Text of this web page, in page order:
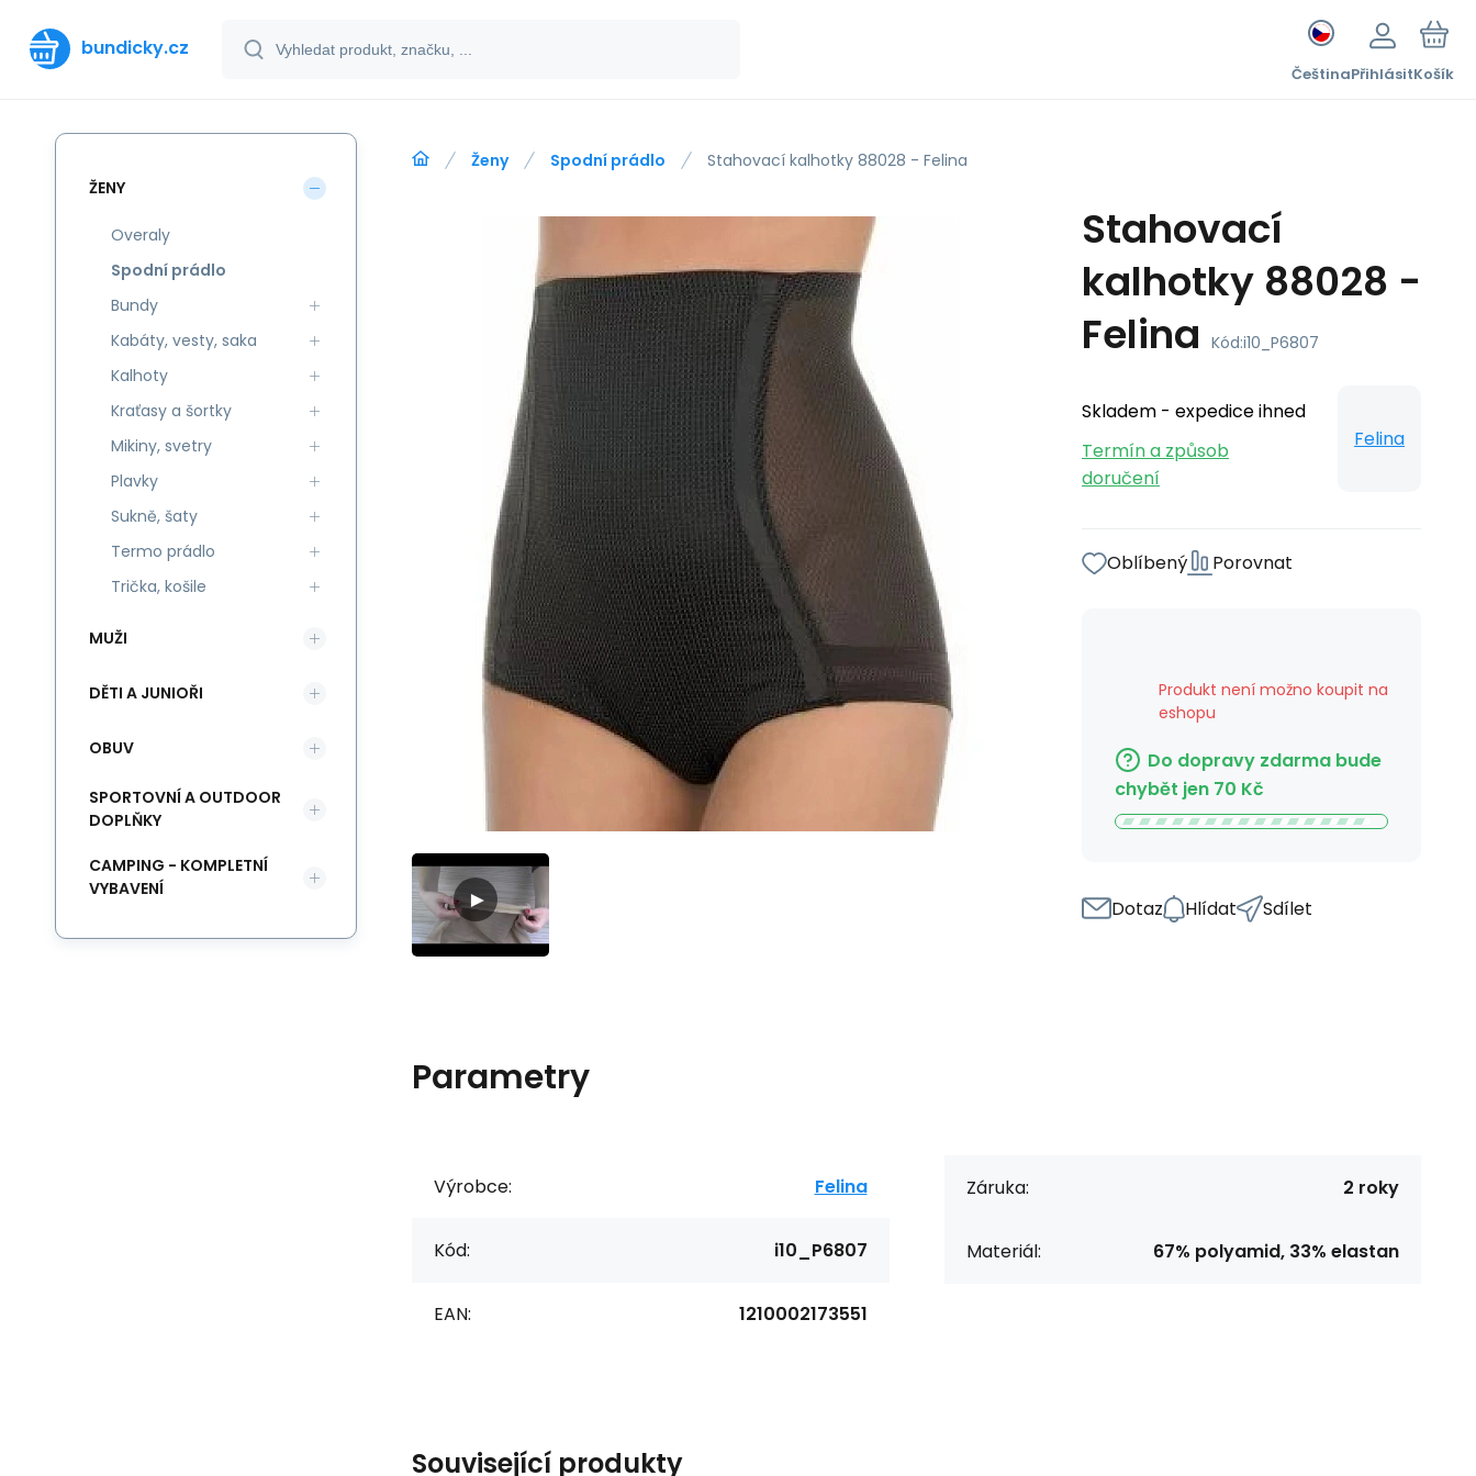
bundicky.cz
ČeštinaPřihlásitKošík
Ženy Spodní prádlo Stahovací kalhotky 88028 - Felina
Stahovací
kalhotky 88028 -
Felina Kód:i10_P6807
Skladem - expedice ihned
Termín a způsob
doručení
Felina
Oblíbený Porovnat
Produkt není možno koupit na
eshopu
Do dopravy zdarma bude
chybět jen 70 Kč
Dotaz Hlídat Sdílet
Parametry
Výrobce: Felina
Kód: i10_P6807
EAN: 1210002173551
Záruka: 2 roky
Materiál: 67% polyamid, 33% elastan
Související produkty
ŽENY
Overaly
Spodní prádlo
Bundy
Kabáty, vesty, saka
Kalhoty
Kraťasy a šortky
Mikiny, svetry
Plavky
Sukně, šaty
Termo prádlo
Trička, košile
MUŽI
DĚTI A JUNIOŘI
OBUV
SPORTOVNÍ A OUTDOOR
DOPLŇKY
CAMPING - KOMPLETNÍ
VYBAVENÍ